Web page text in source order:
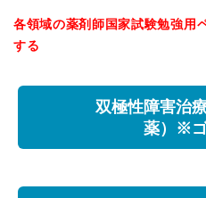
各領域の薬剤師国家試験勉強用
する
双極性障害治
薬）※